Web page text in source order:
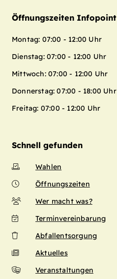
Öffnungszeiten Infopoint
Montag: 07:00 - 12:00 Uhr
Dienstag: 07:00 - 12:00 Uhr
Mittwoch: 07:00 - 12:00 Uhr
Donnerstag: 07:00 - 18:00 Uhr
Freitag: 07:00 - 12:00 Uhr
Schnell gefunden
Wahlen
Öffnungszeiten
Wer macht was?
Terminvereinbarung
Abfallentsorgung
Aktuelles
Veranstaltungen